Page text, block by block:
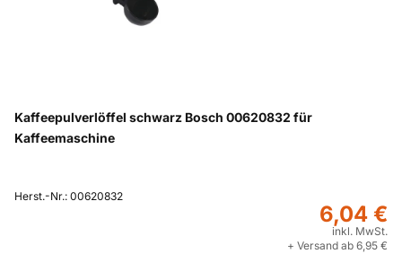
Kaffeepulverlöffel schwarz Bosch 00620832 für
Kaffeemaschine
Herst.-Nr.: 00620832
6,04 €
inkl. MwSt.
+ Versand ab 6,95 €